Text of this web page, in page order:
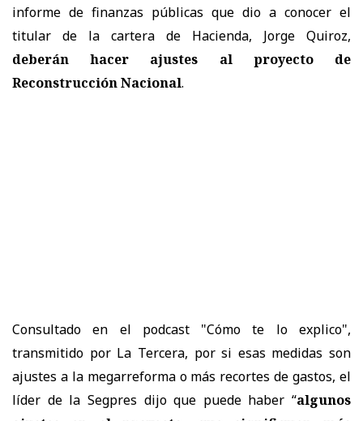
informe de finanzas públicas que dio a conocer el
titular de la cartera de Hacienda, Jorge Quiroz,
deberán hacer ajustes al proyecto de
Reconstrucción Nacional.
Consultado en el podcast "Cómo te lo explico",
transmitido por La Tercera, por si esas medidas son
ajustes a la megarreforma o más recortes de gastos, el
líder de la Segpres dijo que puede haber “algunos